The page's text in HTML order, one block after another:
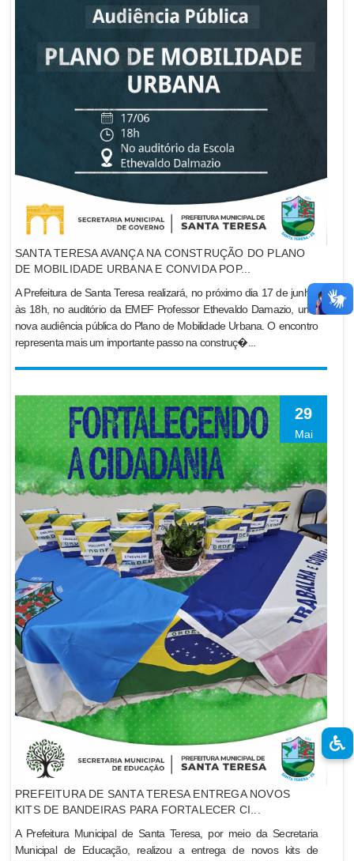
SANTA TERESA AVANÇA NA CONSTRUÇÃO DO PLANO
DE MOBILIDADE URBANA E CONVIDA POP...
A Prefeitura de Santa Teresa realizará, no próximo dia 17 de junho,
às 18h, no auditório da EMEF Professor Ethevaldo Damazio, uma
nova audiência pública do Plano de Mobilidade Urbana. O encontro
representa mais um importante passo na construç�...
29
Mai
PREFEITURA DE SANTA TERESA ENTREGA NOVOS
KITS DE BANDEIRAS PARA FORTALECER CI...
A Prefeitura Municipal de Santa Teresa, por meio da Secretaria
Municipal de Educação, realizou a entrega de novos kits de